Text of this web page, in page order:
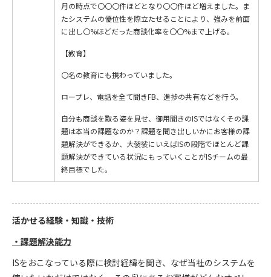
月の時点で〇〇〇件ほどとなり〇〇件ほど増えました。ま
たシステムの優位性を際立たせることにより、強みを前面
に出し〇%ほどだった商談化率を〇〇%まで上げる。
【教育】
〇名の教育にも携わっていました。
ロープレ、電話を全て聞きFB、進捗の共有などを行う。
自分も商談を取る姿を見せ、御用聞きのISではなくその課
題は本当の課題なのか？課題を聞き出しいかにお客様の課
題解決ができるか、大袈裟にいえばISの段階でほとんど課
題解決ができている状況にもっていくことがISチームの最
終目標でした。
活かせる経験・知識・技術
・課題解決能力
ISをおこなっている際に検討経緯を聞き、なぜ当社のシステムを